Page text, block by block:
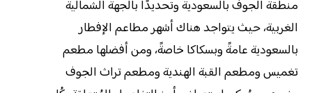
منطقة الجوف بالسعودية وتحديدًا بالجهة الشمالية
الغربية، حيث يتواجد هناك أشهر مطاعم الإفطار
بالسعودية عامةً وبسكاكا خاصةً، ومن أفضلها مطعم
تغميس ومطعم القبة الهندية ومطعم تراث الجوف